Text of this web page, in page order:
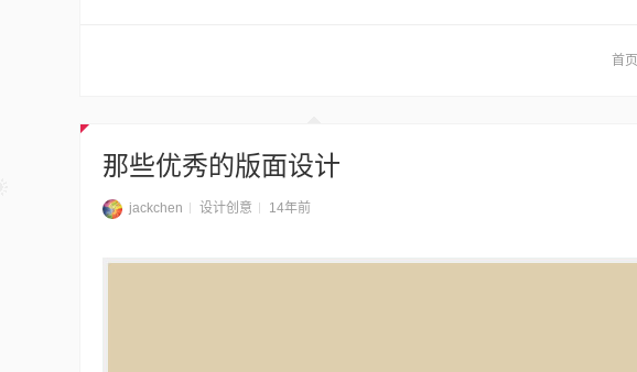
首页
那些优秀的版面设计
jackchen 设计创意 14年前